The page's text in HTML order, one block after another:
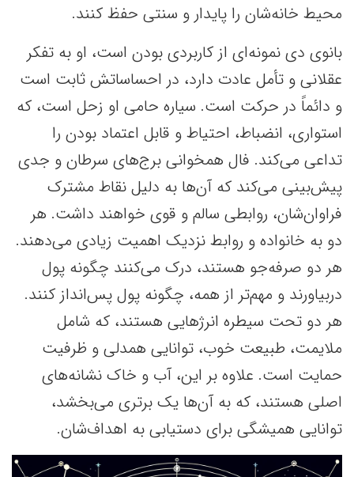
محیط خانه‌‌شان را پایدار و سنتی حفظ کنند.
بانوی دی نمونه‌ای از کاربردی بودن است، او به تفکر
عقلانی و تأمل عادت دارد، در احساساتش ثابت است
و دائماً در حرکت است. سیاره حامی او زحل است، که
استواری، انضباط، احتیاط و قابل اعتماد بودن را
تداعی می‌کند. فال همخوانی برج‌های سرطان و جدی
پیش‌بینی می‌کند که آن‌ها به دلیل نقاط مشترک
فراوان‌شان، روابطی سالم و قوی خواهند داشت. هر
دو به خانواده و روابط نزدیک اهمیت زیادی می‌دهند.
هر دو صرفه‌جو هستند، درک می‌کنند چگونه پول
دربیاورند و مهم‌تر از همه، چگونه پول پس‌انداز کنند.
هر دو تحت سیطره انرژهایی هستند، که شامل
ملایمت، طبیعت خوب، توانایی همدلی و ظرفیت
حمایت است. علاوه بر این، آب و خاک نشانه‌های
اصلی هستند، که به آن‌ها یک برتری‌ می‌بخشد،
توانایی همیشگی برای دستیابی به اهداف‌شان.